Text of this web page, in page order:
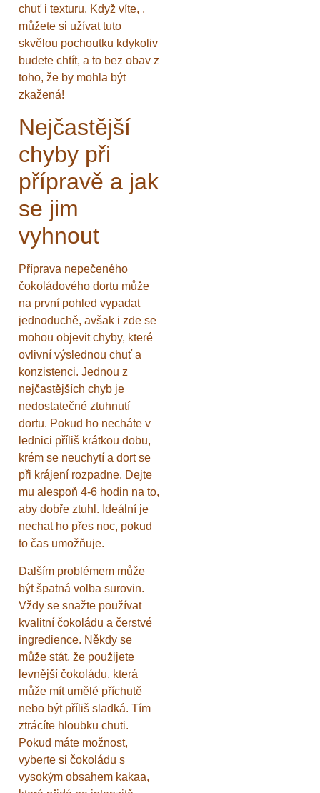
chuť i texturu. Když víte, ,
můžete si užívat tuto
skvělou pochoutku kdykoliv
budete chtít, a to bez obav z
toho, že by mohla být
zkažená!
Nejčastější
chyby při
přípravě a jak
se jim
vyhnout
Příprava nepečeného
čokoládového dortu může
na první pohled vypadat
jednoduchě, avšak i zde se
mohou objevit chyby, které
ovlivní výslednou chuť a
konzistenci. Jednou z
nejčastějších chyb je
nedostatečné ztuhnutí
dortu. Pokud ho necháte v
lednici příliš krátkou dobu,
krém se neuchytí a dort se
při krájení rozpadne. Dejte
mu alespoň 4-6 hodin na to,
aby dobře ztuhl. Ideální je
nechat ho přes noc, pokud
to čas umožňuje.
Dalším problémem může
být špatná volba surovin.
Vždy se snažte používat
kvalitní čokoládu a čerstvé
ingredience. Někdy se
může stát, že použijete
levnější čokoládu, která
může mít umělé příchutě
nebo být příliš sladká. Tím
ztrácíte hloubku chuti.
Pokud máte možnost,
vyberte si čokoládu s
vysokým obsahem kakaa,